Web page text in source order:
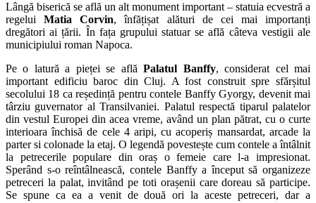
Lângă biserică se află un alt monument important – statuia ecvestră a
regeluiMatia Corvin, înfățișat alături de cei mai importanți
dregători ai țării. În fața grupului statuar se află câteva vestigii ale
municipiului roman Napoca.
Pe o latură a pieței se aflăPalatul Banffy, considerat cel mai
important edificiu baroc din Cluj. A fost construit spre sfărșitul
secolului 18 ca reședință pentru contele Banffy Gyorgy, devenit mai
târziu guvernator al Transilvaniei. Palatul respectă tiparul palatelor
din vestul Europei din acea vreme, având un plan pătrat, cu o curte
interioara închisă de cele 4 aripi, cu acoperiș mansardat, arcade la
parter si colonade la etaj. O legendă povestește cum contele a întâlnit
la petrecerile populare din oraș o femeie care l-a impresionat.
Sperând s-o reîntâlnească, contele Banffy a început să organizeze
petreceri la palat, invitând pe toti orașenii care doreau să participe.
Se spune ca ea a venit de două ori la aceste petreceri, dar a